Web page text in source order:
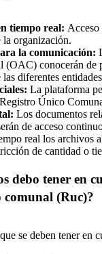
tiempo real: Acceso
organización.
la comunicación:
(OAC) conocerán de
diferentes
La plataforma
Único
Los documentos
de acceso
real los archivos
de cantidad o
debo tener en
comunal (Ruc)?
se deben tener en